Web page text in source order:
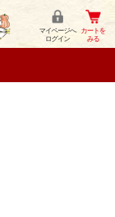
マイページへ
ログイン
カートを
みる